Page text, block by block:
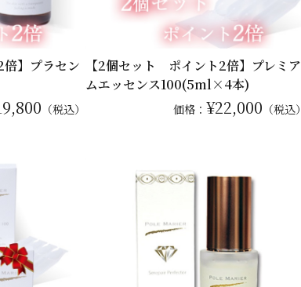
】プラセン
（税込）
【2個セット ポイント2倍】プレミア
ムエッセンス100(5ml×4本)
価格： ¥22,000 （税込）